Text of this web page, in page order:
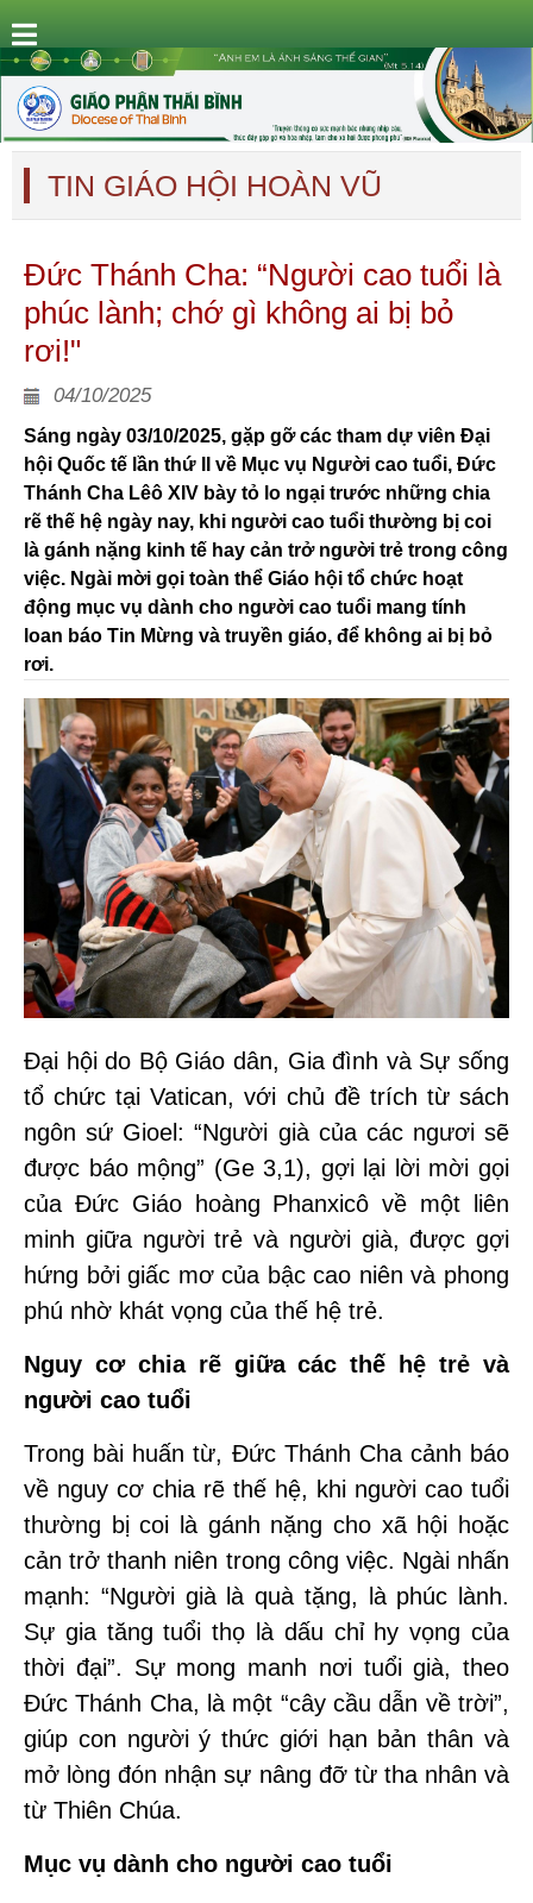
TIN GIÁO HỘI HOÀN VŨ
Đức Thánh Cha: “Người cao tuổi là
phúc lành; chớ gì không ai bị bỏ
rơi!"
04/10/2025
Sáng ngày 03/10/2025, gặp gỡ các tham dự viên Đại
hội Quốc tế lần thứ II về Mục vụ Người cao tuổi, Đức
Thánh Cha Lêô XIV bày tỏ lo ngại trước những chia
rẽ thế hệ ngày nay, khi người cao tuổi thường bị coi
là gánh nặng kinh tế hay cản trở người trẻ trong công
việc. Ngài mời gọi toàn thể Giáo hội tổ chức hoạt
động mục vụ dành cho người cao tuổi mang tính
loan báo Tin Mừng và truyền giáo, để không ai bị bỏ
rơi.
Đại hội do Bộ Giáo dân, Gia đình và Sự sống
tổ chức tại Vatican, với chủ đề trích từ sách
ngôn sứ Gioel: “Người già của các ngươi sẽ
được báo mộng” (Ge 3,1), gợi lại lời mời gọi
của Đức Giáo hoàng Phanxicô về một liên
minh giữa người trẻ và người già, được gợi
hứng bởi giấc mơ của bậc cao niên và phong
phú nhờ khát vọng của thế hệ trẻ.
Nguy cơ chia rẽ giữa các thế hệ trẻ và
người cao tuổi
Trong bài huấn từ, Đức Thánh Cha cảnh báo
về nguy cơ chia rẽ thế hệ, khi người cao tuổi
thường bị coi là gánh nặng cho xã hội hoặc
cản trở thanh niên trong công việc. Ngài nhấn
mạnh: “Người già là quà tặng, là phúc lành.
Sự gia tăng tuổi thọ là dấu chỉ hy vọng của
thời đại”. Sự mong manh nơi tuổi già, theo
Đức Thánh Cha, là một “cây cầu dẫn về trời”,
giúp con người ý thức giới hạn bản thân và
mở lòng đón nhận sự nâng đỡ từ tha nhân và
từ Thiên Chúa.
Mục vụ dành cho người cao tuổi